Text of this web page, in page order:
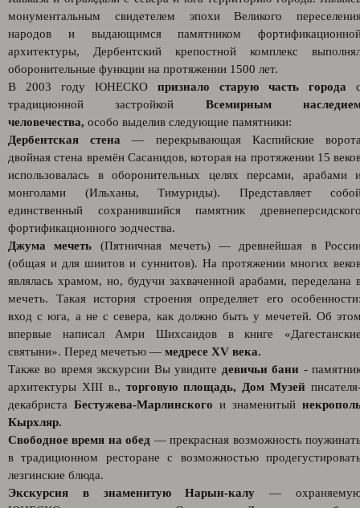
монументальным свидетелем эпохи Великого
народов и выдающимся памятником
архитектуры, Дербентский крепостной комплекс
оборонительные функции на протяжении 1500 лет.
В 2003 году ЮНЕСКО признало старую часть города
традиционной застройкой Всемирным
человечества, особо выделив следующие памятники:
Дербентская стена — перекрывающая Каспийские
двойная стена времён Сасанидов, которая на протяжении 15
использовалась в оборонительных целях персами, арабами
монголами (Ильханы, Тимуриды). Представляет
единственный сохранившийся памятник
фортификационного зодчества.
Джума мечеть (Пятничная мечеть) — древнейшая в
(общая и для шиитов и суннитов). На протяжении многих
являлась храмом, но, будучи захваченной арабами, переделана
мечеть. Такая история строения определяет его
вход с юга, а не с севера, как должно быть у мечетей. Об
впервые написал Амри Шихсаидов в книге
святыни». Перед мечетью — медресе XV века.
Также во время экскурсии Вы увидите девичьи бани -
архитектуры XIII в., торговую площадь, Дом Музей
декабриста Бестужева-Марлинского и знаменитый
Кырхляр.
Свободное время на обед — прекрасная возможность
в традиционном ресторане c возможностью
лезгинские блюда.
Экскурсия в знаменитую Нарын-калу —